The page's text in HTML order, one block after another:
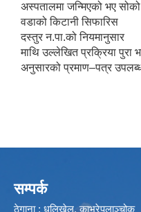
अस्पतालमा जन्मिएको भए
वडाको किटानी सिफारिस
दस्तुर न.पा.को नियमानुसार
माथि उल्लेखित प्रक्रिया पुरा
अनुसारको प्रमाण–पत्र
सम्पर्क
ठेगाना : धुलिखेल, काभ्रेपलाञ्चोक